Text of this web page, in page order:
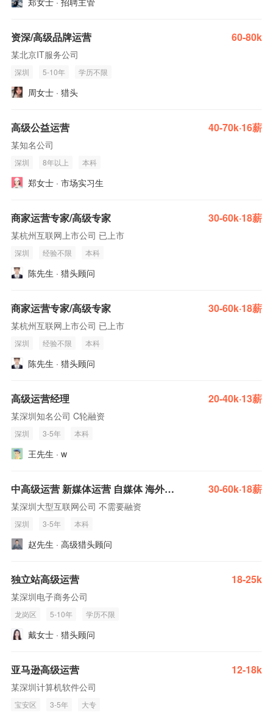
资深/高级品牌运营 60-80k
某北京IT服务公司
深圳 5-10年 学历不限
周女士 · 猎头
高级公益运营 40-70k·16薪
某知名公司
深圳 8年以上 本科
郑女士 · 市场实习生
商家运营专家/高级专家 30-60k·18薪
某杭州互联网上市公司 已上市
深圳 经验不限 本科
陈先生 · 猎头顾问
商家运营专家/高级专家 30-60k·18薪
某杭州互联网上市公司 已上市
深圳 经验不限 本科
陈先生 · 猎头顾问
高级运营经理 20-40k·13薪
某深圳知名公司 C轮融资
深圳 3-5年 本科
王先生 · w
中高级运营 新媒体运营 自媒体 海外投放(双休 base全国） 30-60k·18薪
某深圳大型互联网公司 不需要融资
深圳 3-5年 本科
赵先生 · 高级猎头顾问
独立站高级运营 18-25k
某深圳电子商务公司
龙岗区 5-10年 学历不限
戴女士 · 猎头顾问
亚马逊高级运营 12-18k
某深圳计算机软件公司
宝安区 3-5年 大专